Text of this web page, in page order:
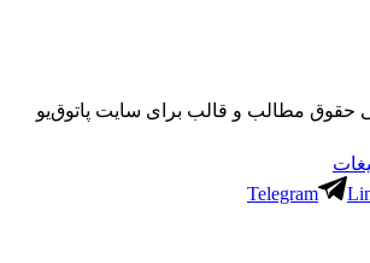
حقوق مطالب و قالب برای سایت پاتوق‌یو
Telegram